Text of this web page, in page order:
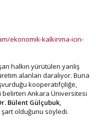
ekonomik-kalkinma-icin-
halkın yürütülen yanlış
alanları daralıyor. Buna
kooperatifçiliğe,
Ankara Üniversitesi
Bülent Gülçubuk
olduğunu söyledi.